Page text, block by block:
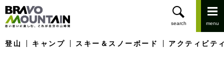
登山 キャンプ スキー＆スノーボード アクティビテ